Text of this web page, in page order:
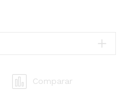
Comparar